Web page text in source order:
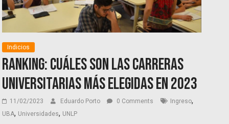
Indicios
Ranking: cuáles son las carreras
universitarias más elegidas en 2023
11/02/2023 Eduardo Porto 0 Comments Ingreso,
UBA, Universidades, UNLP